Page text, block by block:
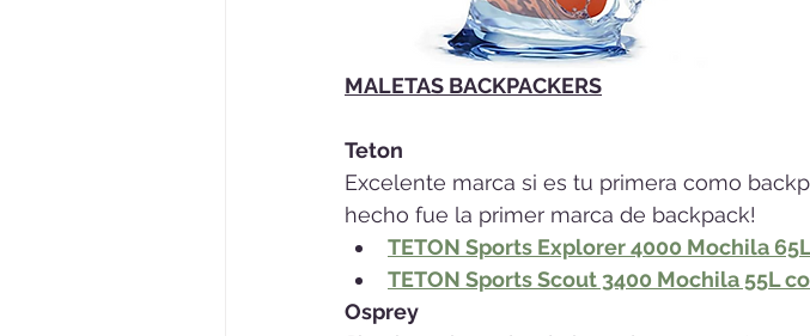
MALETAS BACKPACKERS
Teton
Excelente marca si es tu primera como
hecho fue la primer marca de backpack!
TETON Sports Explorer 4000 Mochila
TETON Sports Scout 3400 Mochila 55L
Osprey